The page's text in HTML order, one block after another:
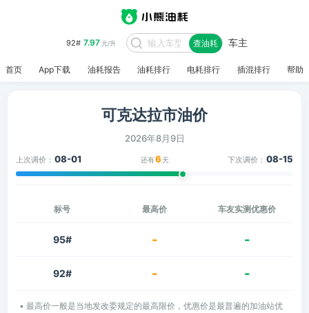
92# 7.97元/升 查油耗 车主
首页 App下载 油耗报告 油耗排行 电耗排行 插混排行 帮助
可克达拉市油价
2026年8月9日
上次调价： 08-01 还有6 天 下次调价： 08-15
标号 最高价 车友实测优惠价
95# - -
92# - -
• 最高价一般是当地发改委规定的最高限价，优惠价是最普遍的加油站优